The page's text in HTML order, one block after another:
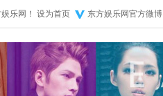
乐网！ 设为首页 东方娱乐网官方微博